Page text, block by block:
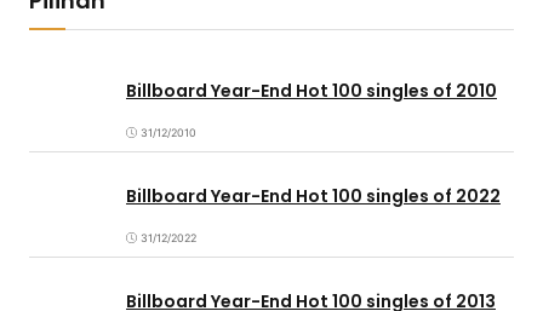
Billboard Year-End Hot 100 singles of 2010
31/12/2010
Billboard Year-End Hot 100 singles of 2022
31/12/2022
Billboard Year-End Hot 100 singles of 2013